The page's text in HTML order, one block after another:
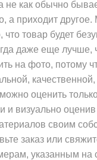
не как обычно
а приходит другое.
что товар будет
даже еще
на фото, потому
оценить
и визуально
своим
заказ или
указанным на